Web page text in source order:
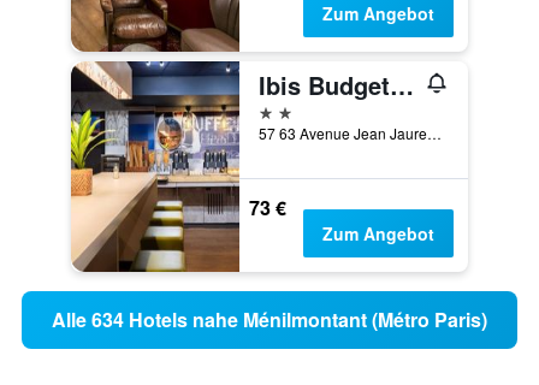
Zum Angebot
Ibis Budget Paris La Villette 19Ème
2 Sterne
57 63 Avenue Jean Jaures, Paris, Frankreich
73 €
Zum Angebot
Alle 634 Hotels nahe Ménilmontant (Métro Paris)